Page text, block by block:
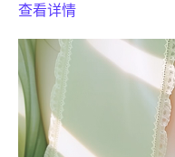
查看详情